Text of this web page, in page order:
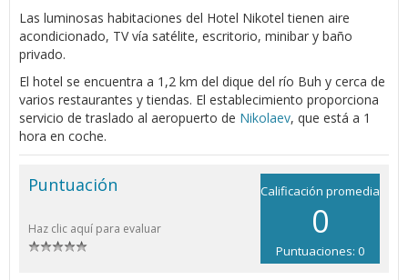
Las luminosas habitaciones del Hotel Nikotel tienen aire
acondicionado, TV vía satélite, escritorio, minibar y baño
privado.
El hotel se encuentra a 1,2 km del dique del río Buh y cerca de
varios restaurantes y tiendas. El establecimiento proporciona
servicio de traslado al aeropuerto de Nikolaev, que está a 1
hora en coche.
Calificación promedia
0
Puntuaciones: 0
Puntuación
Haz clic aquí para evaluar